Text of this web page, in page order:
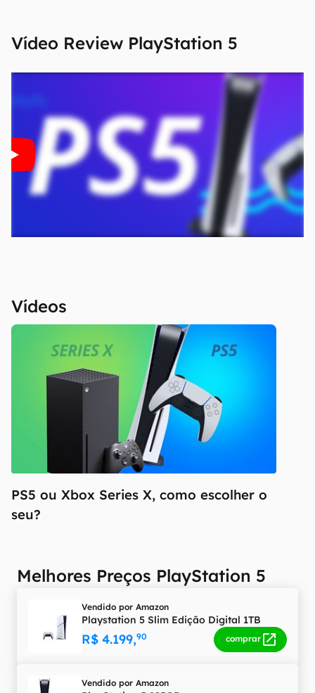
Vídeo Review PlayStation 5
Vídeos
PS5 ou Xbox Series X, como escolher o
seu?
Melhores Preços PlayStation 5
Vendido por Amazon
Playstation 5 Slim Edição Digital 1TB
R$ 4.199,90 comprar
Vendido por Amazon
regionais.
por quaisquer erros ou omissões, ou mesmo
informações. As informações são fornecidas
"como estão", sem qualquer garantia de
precisão, detalhes, variações ou em relação
aos resultados obtidos com o uso dessas
informações.